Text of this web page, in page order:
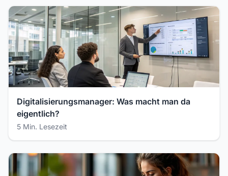
Digitalisierungsmanager: Was macht man da
eigentlich?
5 Min. Lesezeit